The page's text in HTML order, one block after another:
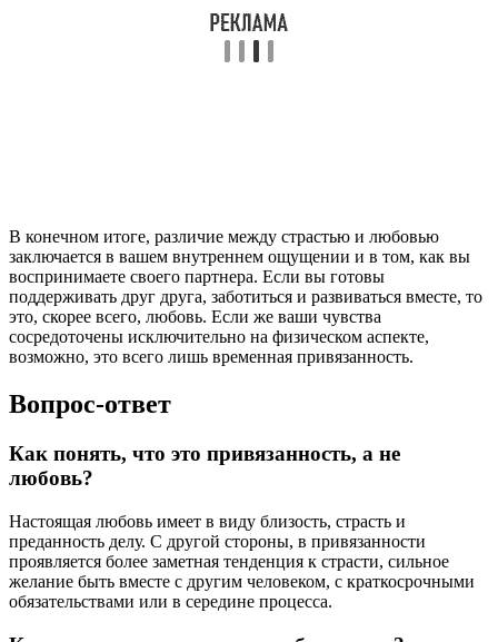
В конечном итоге, различие между страстью и любовью
заключается в вашем внутреннем ощущении и в том, как вы
воспринимаете своего партнера. Если вы готовы
поддерживать друг друга, заботиться и развиваться вместе, то
это, скорее всего, любовь. Если же ваши чувства
сосредоточены исключительно на физическом аспекте,
возможно, это всего лишь временная привязанность.
Вопрос-ответ
Как понять, что это привязанность, а не
любовь?
Настоящая любовь имеет в виду близость, страсть и
преданность делу. С другой стороны, в привязанности
проявляется более заметная тенденция к страсти, сильное
желание быть вместе с другим человеком, с краткосрочными
обязательствами или в середине процесса.